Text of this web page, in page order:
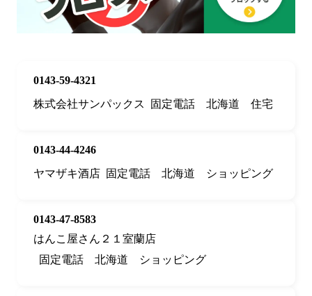
0143-59-4321
株式会社サンパックス
固定電話 北海道 住宅
0143-44-4246
ヤマザキ酒店 固定電話 北海道 ショッピング
0143-47-8583
はんこ屋さん２１室蘭店
固定電話
北海道 ショッピング